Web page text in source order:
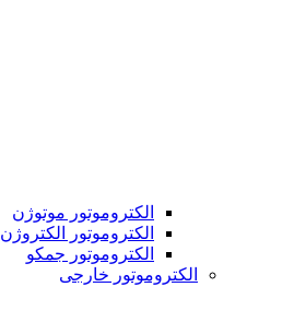
الکتروموتور موتوژن
الکتروموتور الکتروژن
الکتروموتور جمکو
الکتروموتور خارجی